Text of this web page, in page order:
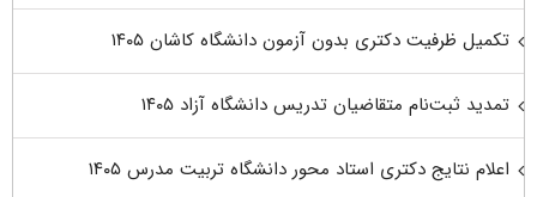
تکمیل ظرفیت دکتری بدون آزمون دانشگاه کاشان ۱۴۰۵
تمدید ثبت‌نام متقاضیان تدریس دانشگاه آزاد ۱۴۰۵
اعلام نتایج دکتری استاد محور دانشگاه تربیت مدرس ۱۴۰۵